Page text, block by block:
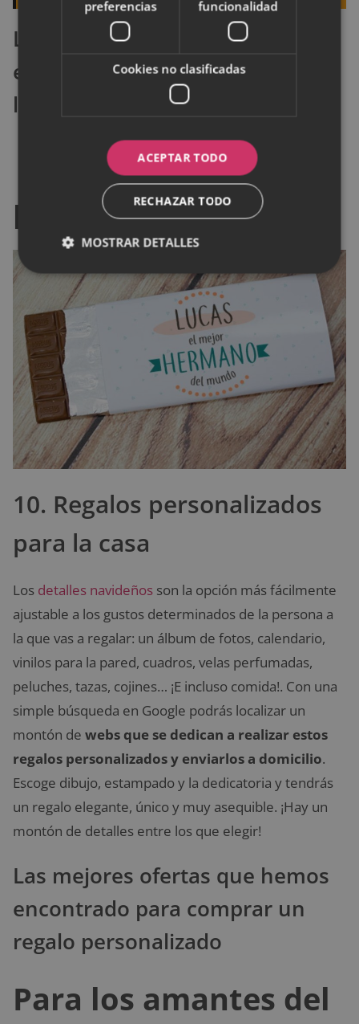
La mejor oferta que hemos
encontrado para comprar el
localizador Tile Wallet
Para hacer un regalo
personal
10. Regalos personalizados
para la casa
Los detalles navideños son la opción más fácilmente
ajustable a los gustos determinados de la persona a
la que vas a regalar: un álbum de fotos, calendario,
vinilos para la pared, cuadros, velas perfumadas,
peluches, tazas, cojines… ¡E incluso comida!. Con una
simple búsqueda en Google podrás localizar un
montón de webs que se dedican a realizar estos
regalos personalizados y enviarlos a domicilio.
Escoge dibujo, estampado y la dedicatoria y tendrás
un regalo elegante, único y muy asequible. ¡Hay un
montón de detalles entre los que elegir!
Las mejores ofertas que hemos
encontrado para comprar un
regalo personalizado
Para los amantes del
preferencias
funcionalidad
Cookies no clasificadas
ACEPTAR TODO
RECHAZAR TODO
MOSTRAR DETALLES